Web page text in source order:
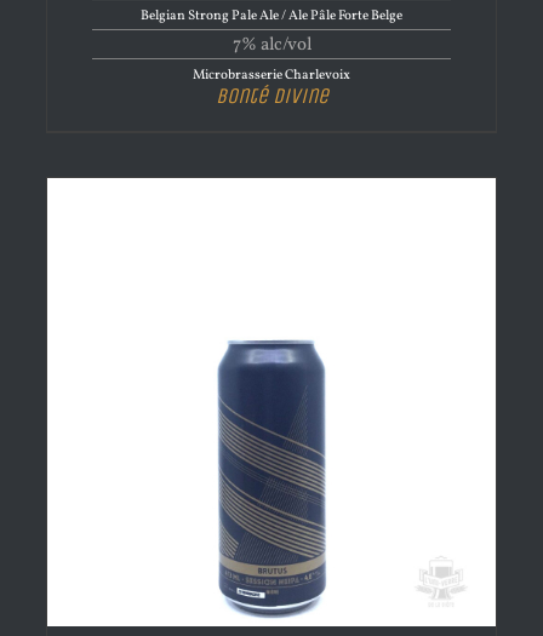
Belgian Strong Pale Ale / Ale Pâle Forte Belge
7% alc/vol
Microbrasserie Charlevoix
Bonté Divine